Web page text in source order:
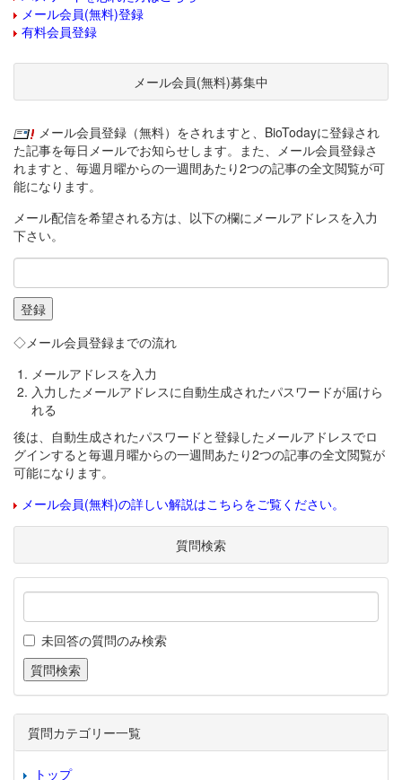
メール会員(無料)登録
有料会員登録
メール会員(無料)募集中
メール会員登録（無料）をされますと、BioTodayに登録され
た記事を毎日メールでお知らせします。また、メール会員登録さ
れますと、毎週月曜からの一週間あたり2つの記事の全文閲覧が可
能になります。
メール配信を希望される方は、以下の欄にメールアドレスを入力
下さい。
◇メール会員登録までの流れ
メールアドレスを入力
入力したメールアドレスに自動生成されたパスワードが届けら
れる
後は、自動生成されたパスワードと登録したメールアドレスでロ
グインすると毎週月曜からの一週間あたり2つの記事の全文閲覧が
可能になります。
メール会員(無料)の詳しい解説はこちらをご覧ください。
質問検索
未回答の質問のみ検索
質問カテゴリー一覧
トップ